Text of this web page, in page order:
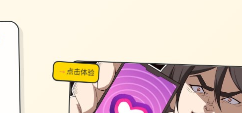
↗超棒！
→点击体验